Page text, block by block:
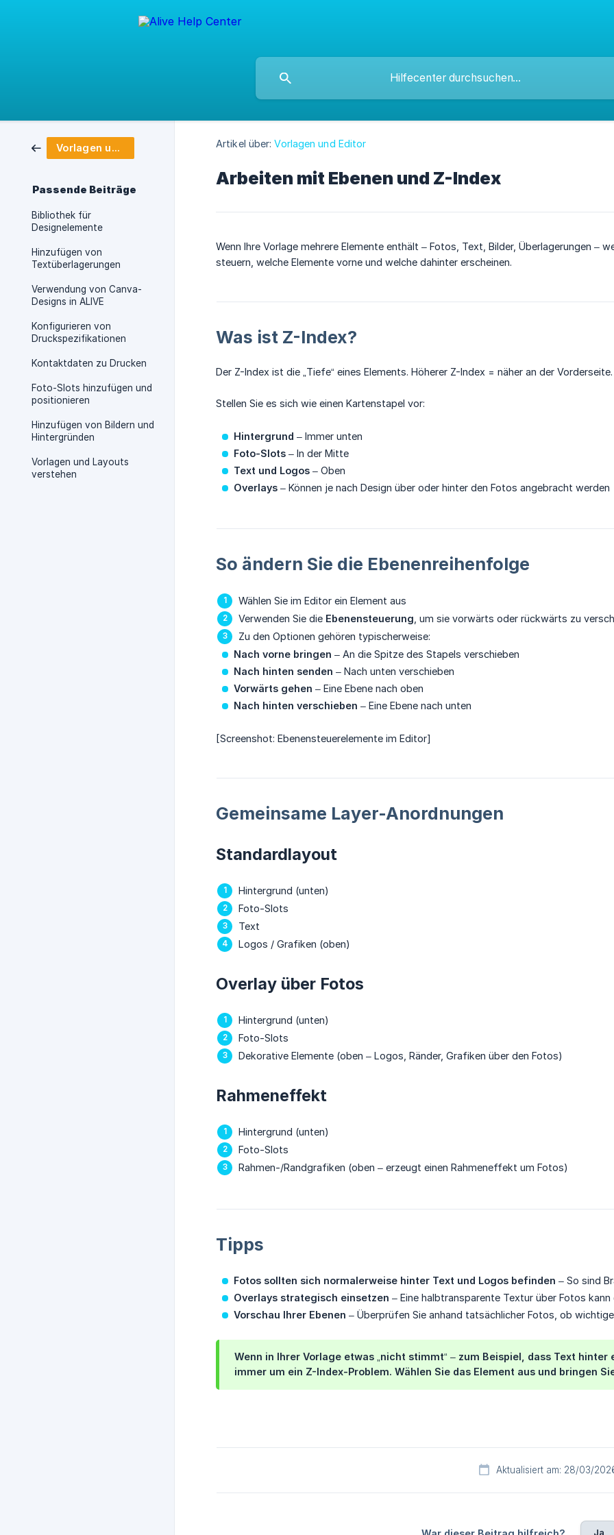
Vorlagen und Editor
Passende Beiträge
Bibliothek für
Designelemente
Hinzufügen von
Textüberlagerungen
Verwendung von Canva-
Designs in ALIVE
Konfigurieren von
Druckspezifikationen
Kontaktdaten zu Drucken
Foto-Slots hinzufügen und
positionieren
Hinzufügen von Bildern und
Hintergründen
Vorlagen und Layouts
verstehen
Artikel über: Vorlagen und Editor
Arbeiten mit Ebenen und Z-Index
Wenn Ihre Vorlage mehrere Elemente enthält – Fotos, Text, Bilder, Überlagerungen –
steuern, welche Elemente vorne und welche dahinter erscheinen.
Was ist Z-Index?
Der Z-Index ist die „Tiefe“ eines Elements. Höherer Z-Index = näher an der
Stellen Sie es sich wie einen Kartenstapel vor:
Hintergrund – Immer unten
Foto-Slots – In der Mitte
Text und Logos – Oben
Overlays – Können je nach Design über oder hinter den Fotos angebracht werden
So ändern Sie die Ebenenreihenfolge
Wählen Sie im Editor ein Element aus
Verwenden Sie die Ebenensteuerung , um sie vorwärts oder rückwärts zu
Zu den Optionen gehören typischerweise:
Nach vorne bringen – An die Spitze des Stapels verschieben
Nach hinten senden – Nach unten verschieben
Vorwärts gehen – Eine Ebene nach oben
Nach hinten verschieben – Eine Ebene nach unten
[Screenshot: Ebenensteuerelemente im Editor]
Gemeinsame Layer-Anordnungen
Standardlayout
Hintergrund (unten)
Foto-Slots
Text
Logos / Grafiken (oben)
Overlay über Fotos
Hintergrund (unten)
Foto-Slots
Dekorative Elemente (oben – Logos, Ränder, Grafiken über den Fotos)
Rahmeneffekt
Hintergrund (unten)
Foto-Slots
Rahmen-/Randgrafiken (oben – erzeugt einen Rahmeneffekt um Fotos)
Tipps
Fotos sollten sich normalerweise hinter Text und Logos befinden – So sind
Overlays strategisch einsetzen – Eine halbtransparente Textur über Fotos
Vorschau Ihrer Ebenen – Überprüfen Sie anhand tatsächlicher Fotos, ob
Wenn in Ihrer Vorlage etwas „nicht stimmt“ – zum Beispiel, dass Text
immer um ein Z-Index-Problem. Wählen Sie das Element aus und bringen
Aktualisiert am: 28/03/
Ja